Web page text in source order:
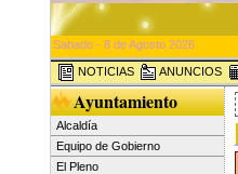
Sabado - 8 de Agosto 2026
NOTICIAS ANUNCIOS
Ayuntamiento
Alcaldía
Equipo de Gobierno
El Pleno